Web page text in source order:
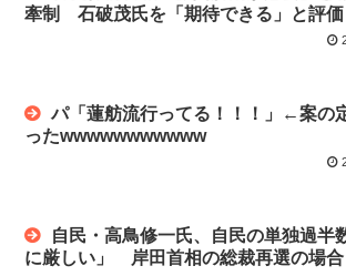
牽制 石破茂氏を「期待できる」と評価
パ「蓮舫流行ってる！！！」←案の
ったwwwwwwwwwww
自民・高鳥修一氏、自民の単独過半
に厳しい」 岸田首相の総裁再選の場合